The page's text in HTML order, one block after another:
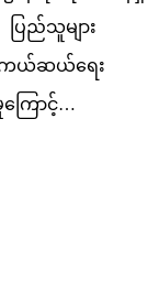
ပြည်သူများ
ကယ်ဆယ်ရေး
ကြောင့်…